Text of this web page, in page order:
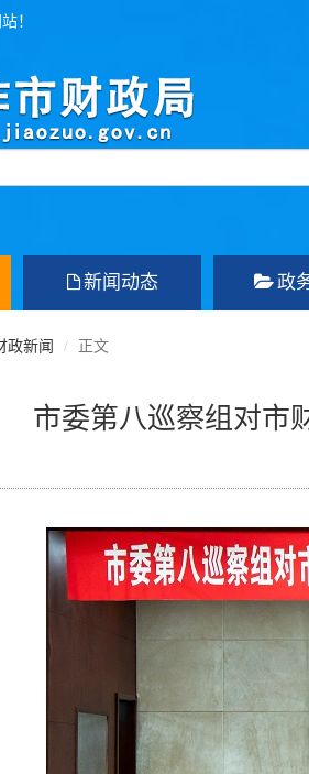
！
新闻动态 政
政新闻 正文
市委第八巡察组对市